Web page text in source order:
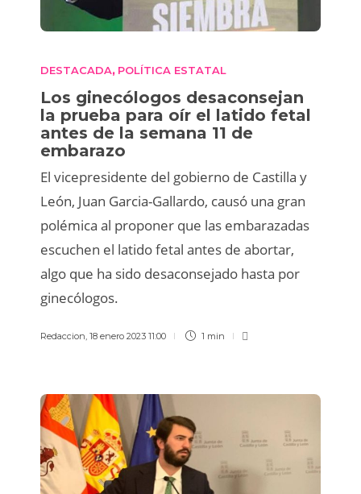
DESTACADA, POLÍTICA ESTATAL
Los ginecólogos desaconsejan
la prueba para oír el latido fetal
antes de la semana 11 de
embarazo
El vicepresidente del gobierno de Castilla y
León, Juan Garcia-Gallardo, causó una gran
polémica al proponer que las embarazadas
escuchen el latido fetal antes de abortar,
algo que ha sido desaconsejado hasta por
ginecólogos.
Redaccion 18 enero 2023 11:00 1 min